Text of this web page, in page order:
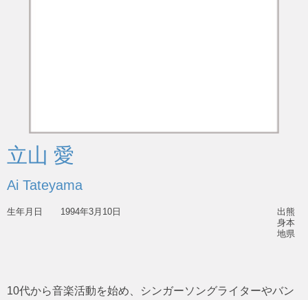
立山 愛
Ai Tateyama
生年月日 1994年3月10日
出
身
地
熊
本
県
10代から音楽活動を始め、シンガーソングライターやバン